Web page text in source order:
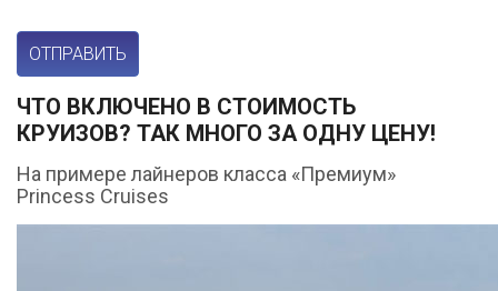
ЧТО ВКЛЮЧЕНО В СТОИМОСТЬ
КРУИЗОВ? ТАК МНОГО ЗА ОДНУ ЦЕНУ!
На примере лайнеров класса «Премиум»
Princess Cruises